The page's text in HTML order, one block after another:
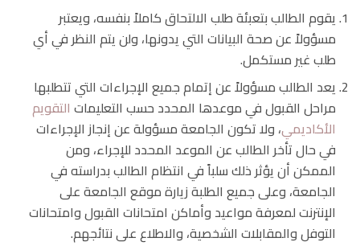
يقوم الطالب بتعبئة طلب الالتحاق كاملاً بنفسه، ويعتبر
مسؤولاً عن صحة البيانات التي يدونها، ولن يتم النظر في أي
طلب غير مستكمل.
يعد الطالب مسؤولاً عن إتمام جميع الإجراءات التي تتطلبها
مراحل القبول في موعدها المحدد حسب التعليمات التقويم
الأكاديمي، ولا تكون الجامعة مسؤولة عن إنجاز الإجراءات
في حال تأخر الطالب عن الموعد المحدد للإجراء، ومن
الممكن أن يؤثر ذلك سلباً في انتظام الطالب بدراسته في
الجامعة، وعلى جميع الطلبة زيارة موقع الجامعة على
الإنترنت لمعرفة مواعيد وأماكن امتحانات القبول وامتحانات
التوفل والمقابلات الشخصية، والاطلاع على نتائجهم.